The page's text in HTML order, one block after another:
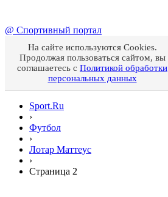
@ Спортивный портал
На сайте используются Cookies.
Продолжая пользоваться сайтом, вы
соглашаетесь с Политикой обработки
персональных данных
Sport.Ru
›
Футбол
›
Лотар Маттеус
›
Страница 2